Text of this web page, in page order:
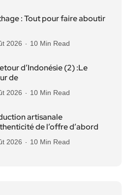
: Tout pour faire aboutir
2026 10 Min Read
d’Indonésie (2) :Le
de
2026 10 Min Read
artisanale
de l’offre d’abord
2026 10 Min Read